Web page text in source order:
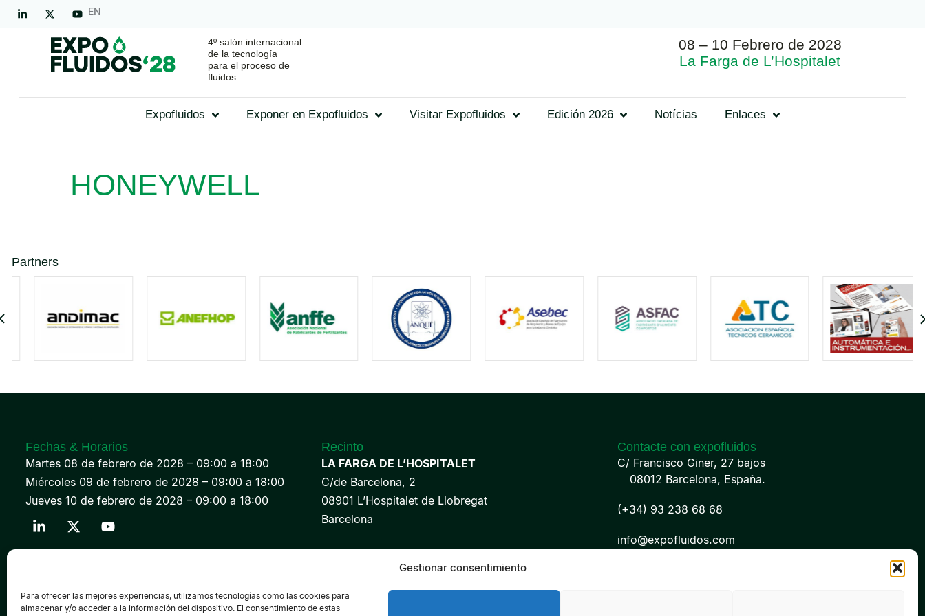
Gestionar consentimiento
Para ofrecer las mejores experiencias, utilizamos tecnologías como las cookies para
almacenar y/o acceder a la información del dispositivo. El consentimiento de estas
EN
4º salón internacional
de la tecnología
para el proceso de
fluidos
08 – 10 Febrero de 2028
La Farga de L’Hospitalet
Expofluidos Exponer en Expofluidos Visitar Expofluidos Edición 2026 Notícias Enlaces
HONEYWELL
Partners
Fechas & Horarios
Martes 08 de febrero de 2028 – 09:00 a 18:00
Miércoles 09 de febrero de 2028 – 09:00 a 18:00
Jueves 10 de febrero de 2028 – 09:00 a 18:00
Recinto
LA FARGA DE L’HOSPITALET
C/de Barcelona, 2
08901 L’Hospitalet de Llobregat
Barcelona
Contacte con expofluidos
C/ Francisco Giner, 27 bajos
08012 Barcelona, España.
(+34) 93 238 68 68
info@expofluidos.com
Política de Privacidad de Datos
Aviso legal